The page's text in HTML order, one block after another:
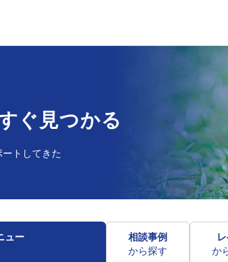
ぐ見つかる
ートしてきた
ュー
相談事例
から探す
か